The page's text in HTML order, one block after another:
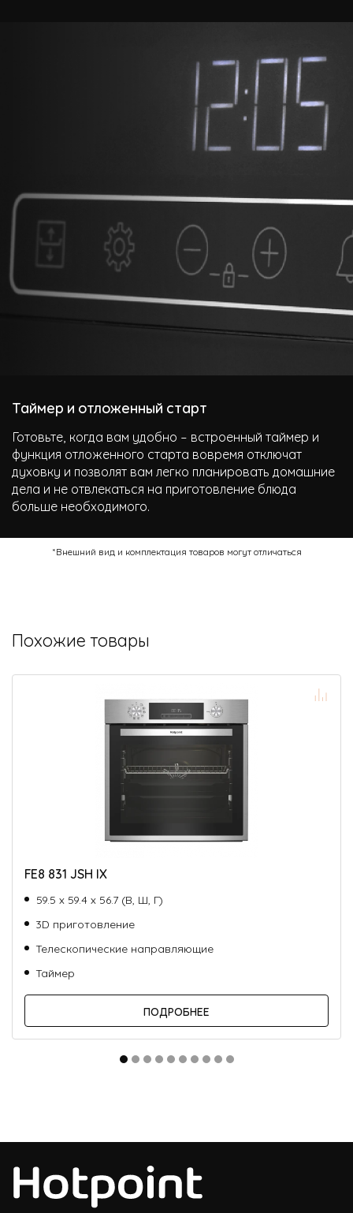
Таймер и отложенный старт
Готовьте, когда вам удобно – встроенный таймер и
функция отложенного старта вовремя отключат
духовку и позволят вам легко планировать домашние
дела и не отвлекаться на приготовление блюда
больше необходимого.
*Внешний вид и комплектация товаров могут отличаться
Похожие товары
FE8 831 JSH IX
59.5 х 59.4 х 56.7 (В, Ш, Г)
3D приготовление
Телескопические направляющие
Таймер
ПОДРОБНЕЕ